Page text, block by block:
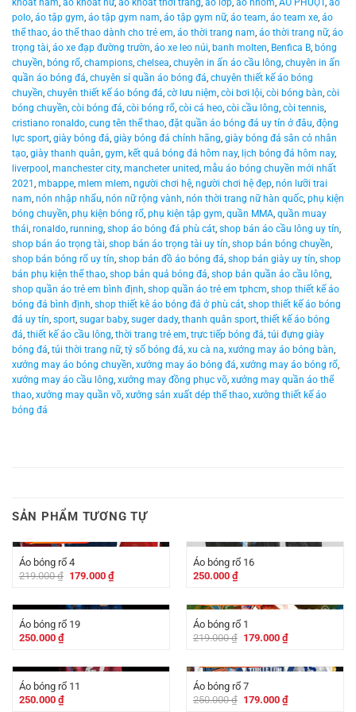
khoát nam, áo khoát nữ, áo khoát thời trang, áo lớp, áo nhóm, ÁO PHƯỢT, áo
polo, áo tập gym, áo tập gym nam, áo tập gym nữ, áo team, áo team xe, áo
thể thao, áo thể thao dành cho trẻ em, áo thời trang nam, áo thời trang nữ, áo
trọng tài, áo xe đạp đường trườn, áo xe leo núi, banh molten, Benfica B, bóng
chuyền, bóng rổ, champions, chelsea, chuyên in ấn áo cầu lông, chuyên in ấn
quần áo bóng đá, chuyên sỉ quần áo bóng đá, chuyên thiết kế áo bóng
chuyền, chuyên thiết kế áo bóng đá, cờ lưu niệm, còi bơi lội, còi bóng bàn, còi
bóng chuyền, còi bóng đá, còi bóng rổ, còi cá heo, còi cầu lông, còi tennis,
cristiano ronaldo, cung tên thể thao, đặt quần áo bóng đá uy tín ở đâu, động
lực sport, giày bóng đá, giày bóng đá chính hãng, giày bóng đá sân cỏ nhân
tạo, giày thanh quân, gym, kết quả bóng đá hôm nay, lịch bóng đá hôm nay,
liverpool , manchester city, mancheter united, mẫu áo bóng chuyền mới nhất
2021 , mbappe, mlem mlem, người chơi hệ, người chơi hệ đẹp, nón lưỡi trai
nam, nón nhập nhẩu, nón nữ rộng vành, nón thời trang nữ hàn quốc, phụ kiện
bóng chuyền, phụ kiện bóng rổ, phụ kiện tập gym, quần MMA, quần muay
thái, ronaldo, running, shop áo bóng đá phù cát, shop bán áo cầu lông uy tín,
shop bán áo trọng tài, shop bán áo trọng tài uy tín, shop bán bóng chuyền,
shop bán bóng rổ uy tín, shop bán đồ áo bóng đá, shop bán giày uy tín, shop
bán phụ kiện thể thao, shop bán quả bóng đá, shop bán quần áo cầu lông,
shop quần áo trẻ em bình định, shop quần áo trẻ em tphcm, shop thiết kế áo
bóng đá bình định, shop thiết kê áo bóng đá ở phù cát, shop thiết kế áo bóng
đá uy tín, sport, sugar baby, suger dady, thanh quân sport, thiết kế áo bóng
đá, thiết kế áo cầu lông, thời trang trẻ em, trực tiếp bóng đá, túi đựng giày
bóng đá, túi thời trang nữ, tỷ số bóng đá, xu cà na, xưởng may áo bóng bàn,
xưởng may áo bóng chuyền, xưởng may áo bóng đá, xưởng may áo bóng rổ,
xưởng may áo cầu lông, xưởng may đồng phục võ, xưởng may quần áo thể
thao, xưởng may quần võ, xưởng sản xuất dép thể thao, xưởng thiết kế áo
bóng đá
SẢN PHẨM TƯƠNG TỰ
Áo bóng rổ 4
219.000₫ Giá
219.000 ₫.
179.000 ₫Giá
hiện
là:
179.000 ₫.
Áo bóng rổ 16
250.000 ₫
Áo bóng rổ 19
250.000 ₫
Áo bóng rổ 1
219.000₫ Giá
219.000 ₫.
179.000 ₫Giá
hiện
là:
179.000 ₫.
Áo bóng rổ 11
250.000 ₫
Áo bóng rổ 7
250.000₫ Giá
179.000 ₫Giá
hiện